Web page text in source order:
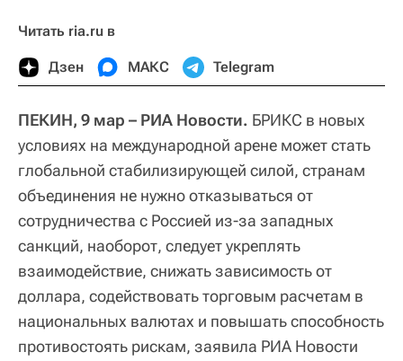
Читать ria.ru в
Дзен МАКС Telegram
ПЕКИН, 9 мар – РИА Новости. БРИКС в новых
условиях на международной арене может стать
глобальной стабилизирующей силой, странам
объединения не нужно отказываться от
сотрудничества с Россией из-за западных
санкций, наоборот, следует укреплять
взаимодействие, снижать зависимость от
доллара, содействовать торговым расчетам в
национальных валютах и повышать способность
противостоять рискам, заявила РИА Новости